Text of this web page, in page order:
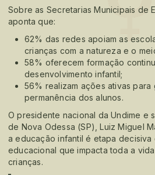
Sobre as Secretarias Municipais de
aponta que:
62% das redes apoiam as
crianças com a natureza e o
58% oferecem formação
desenvolvimento infantil;
56% realizam ações ativas para
permanência dos alunos.
O presidente nacional da Undime e
de Nova Odessa (SP), Luiz Miguel
a educação infantil é etapa decisiva
educacional que impacta toda a
crianças.